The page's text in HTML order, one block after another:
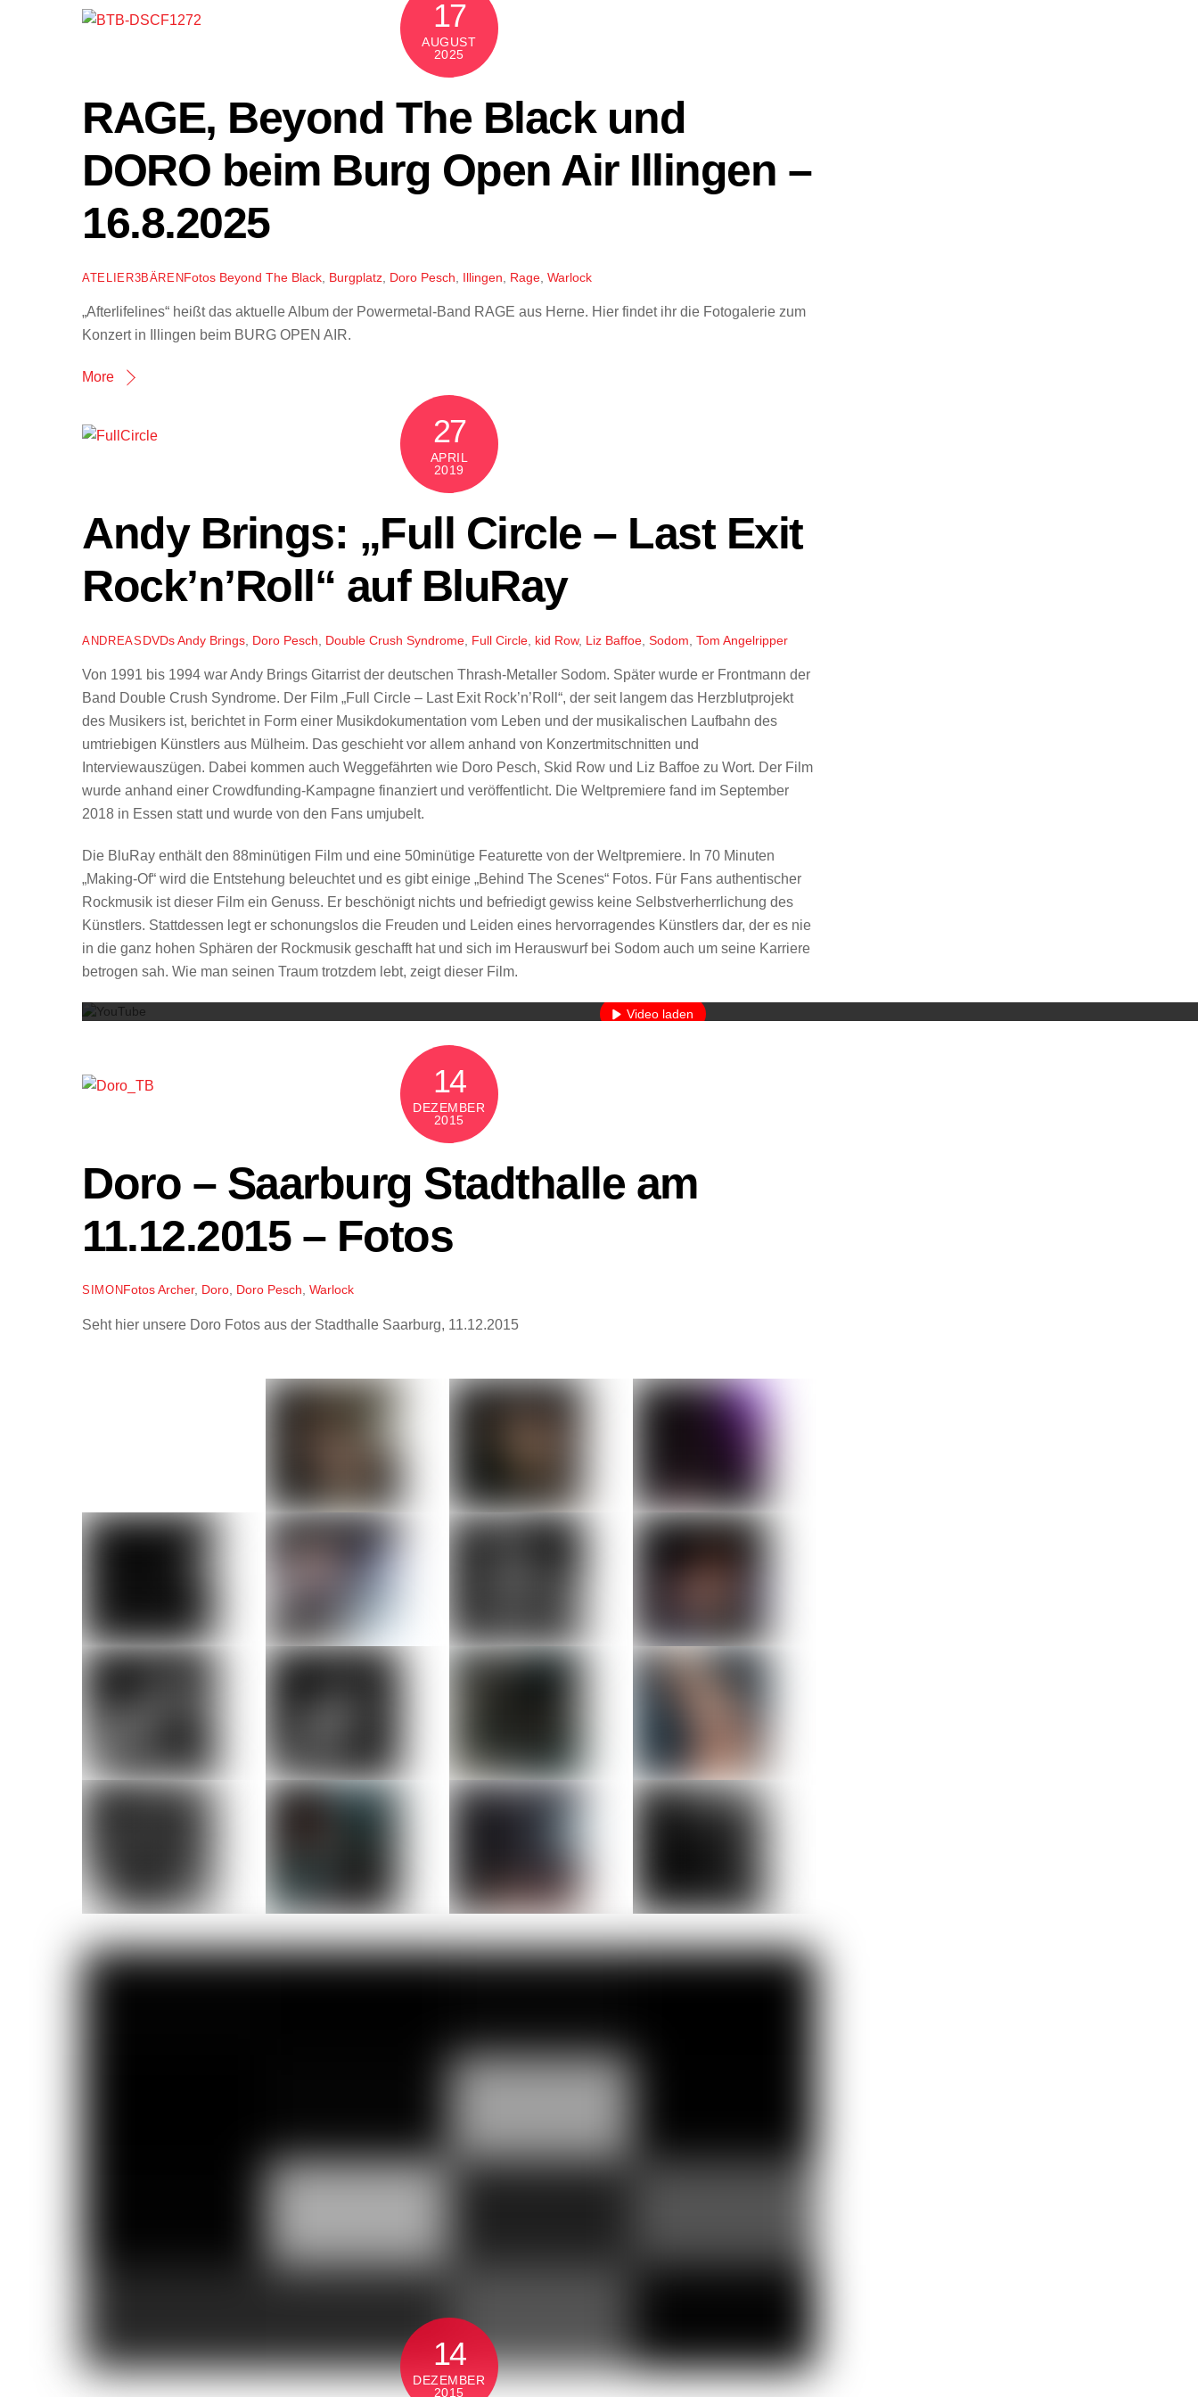
17
AUGUST
2025
RAGE, Beyond The Black und
DORO beim Burg Open Air Illingen –
16.8.2025
ATELIER3BÄRENFotos Beyond The Black Burgplatz Doro Pesch Illingen Rage ,Warlock
„Afterlifelines“ heißt das aktuelle Album der Powermetal-Band RAGE aus Herne. Hier findet ihr die Fotogalerie zum
Konzert in Illingen beim BURG OPEN AIR.
More
27
APRIL
2019
Andy Brings: „Full Circle – Last Exit
Rock’n’Roll“ auf BluRay
ANDREAS DVDs Andy Brings, Doro Pesch Double Crush Syndrome, Full Circle, kid Row, Liz Baffoe, Sodom Tom Angelripper
Von 1991 bis 1994 war Andy Brings Gitarrist der deutschen Thrash-Metaller Sodom. Später wurde er Frontmann der
Band Double Crush Syndrome. Der Film „Full Circle – Last Exit Rock’n’Roll“, der seit langem das Herzblutprojekt
des Musikers ist, berichtet in Form einer Musikdokumentation vom Leben und der musikalischen Laufbahn des
umtriebigen Künstlers aus Mülheim. Das geschieht vor allem anhand von Konzertmitschnitten und
Interviewauszügen. Dabei kommen auch Weggefährten wie Doro Pesch, Skid Row und Liz Baffoe zu Wort. Der Film
wurde anhand einer Crowdfunding-Kampagne finanziert und veröffentlicht. Die Weltpremiere fand im September
2018 in Essen statt und wurde von den Fans umjubelt.
Die BluRay enthält den 88minütigen Film und eine 50minütige Featurette von der Weltpremiere. In 70 Minuten
„Making-Of“ wird die Entstehung beleuchtet und es gibt einige „Behind The Scenes“ Fotos. Für Fans authentischer
Rockmusik ist dieser Film ein Genuss. Er beschönigt nichts und befriedigt gewiss keine Selbstverherrlichung des
Künstlers. Stattdessen legt er schonungslos die Freuden und Leiden eines hervorragendes Künstlers dar, der es nie
in die ganz hohen Sphären der Rockmusik geschafft hat und sich im Herauswurf bei Sodom auch um seine Karriere
betrogen sah. Wie man seinen Traum trotzdem lebt, zeigt dieser Film.
Mit dem Laden des Videos akzeptieren Sie die Datenschutzerklärung von YouTube.
Video laden
14
DEZEMBER
2015
Doro – Saarburg Stadthalle am
11.12.2015 – Fotos
SIMONFotos Archer, Doro, Doro Pesch,Warlock
Seht hier unsere Doro Fotos aus der Stadthalle Saarburg, 11.12.2015
14
DEZEMBER
2015